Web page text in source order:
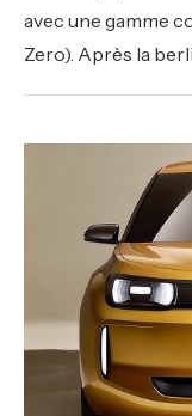
avec une gamme
Zero). Après la